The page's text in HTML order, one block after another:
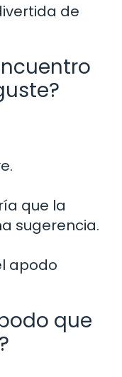
de
que la
sugerencia.
apodo
que